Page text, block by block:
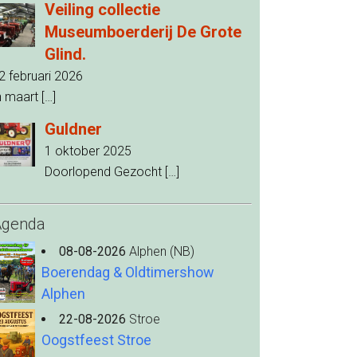
Veiling collectie
Museumboerderij De Grote
Glind.
februari 2026
maart […]
Guldner
1 oktober 2025
Doorlopend Gezocht […]
08-08-2026 Alphen (NB)
Boerendag & Oldtimershow
Alphen
22-08-2026 Stroe
Oogstfeest Stroe